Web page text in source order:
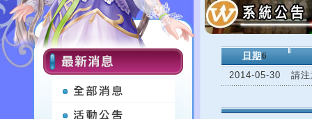
日期 6
2014-05-30
請